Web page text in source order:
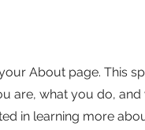
About page. This
are, what you do, and
in learning more